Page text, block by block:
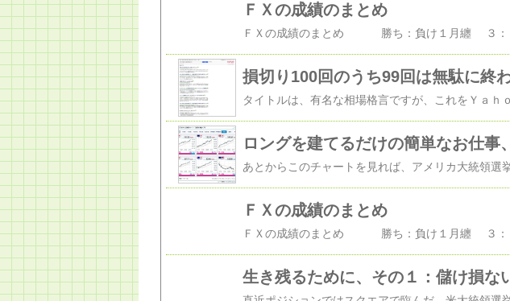
ＦＸの成績のまとめ
ロングを建てるだけの簡単なお仕事
ＦＸの成績のまとめ
生き残るために、その１：儲け損な